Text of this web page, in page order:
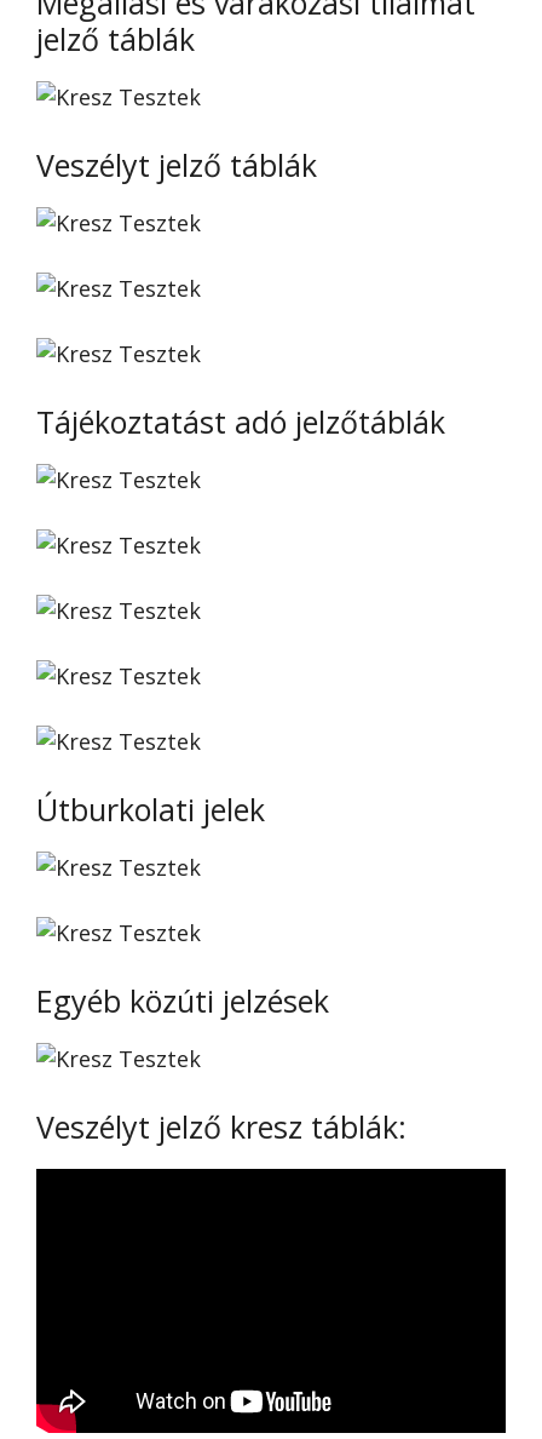
jelző táblák
Veszélyt jelző táblák
Tájékoztatást adó jelzőtáblák
Útburkolati jelek
Egyéb közúti jelzések
Veszélyt jelző kresz táblák: